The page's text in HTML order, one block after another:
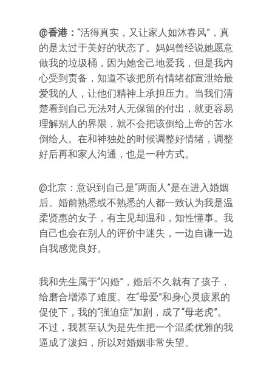
@香港： “活得真实，又让家人如沐春风”，真
的是太过于美好的状态了。妈妈曾经说她愿意
做我的垃圾桶，因为她舍己地爱我，但是我内
心受到责备，知道不该把所有情绪都宣泄给最
爱我的人，让他们精神上承担压力。当我们清
楚看到自己无法对人无保留的付出，就更容易
理解别人的界限，就不会把该倒给上帝的苦水
倒给人。在和神独处的时候调整好情绪，调整
好后再和家人沟通，也是一种方式。
@北京：意识到自己是“两面人”是在进入婚姻
后。婚前熟悉或不熟悉的人都一致认为我是温
柔贤惠的女子，有主见却温和，知性懂事。我
自己也会在别人的评价中迷失，一边自谦一边
自我感觉良好。
我和先生属于“闪婚”，婚后不久就有了孩子，
给磨合增添了难度。在“母爱”和身心灵疲累的
促使下，我的“强迫症”加剧，成了“母老虎”。
不过，我甚至认为是先生把一个温柔优雅的我
逼成了泼妇，所以对婚姻非常失望。